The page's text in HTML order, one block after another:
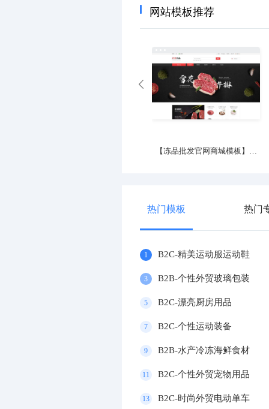
网站模板推荐
【冻品批发官网商城模板】冷冻
热门模板 热门
1 B2C-精美运动服运动鞋
3 B2B-个性外贸玻璃包装
5 B2C-漂亮厨房用品
7 B2C-个性运动装备
9 B2B-水产冷冻海鲜食材
11 B2C-个性外贸宠物用品
13 B2C-时尚外贸电动单车